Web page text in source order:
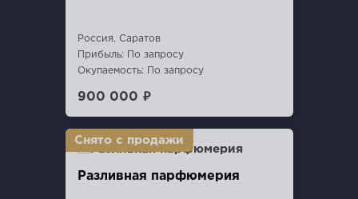
Россия, Саратов
Прибыль: По запросу
Окупаемость: По запросу
900 000 ₽
Разливная парфюмерия